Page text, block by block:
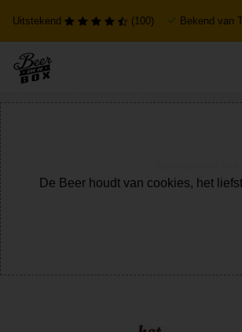
Uitstekend (100) Bekend van
De Beer houdt van cookies, het